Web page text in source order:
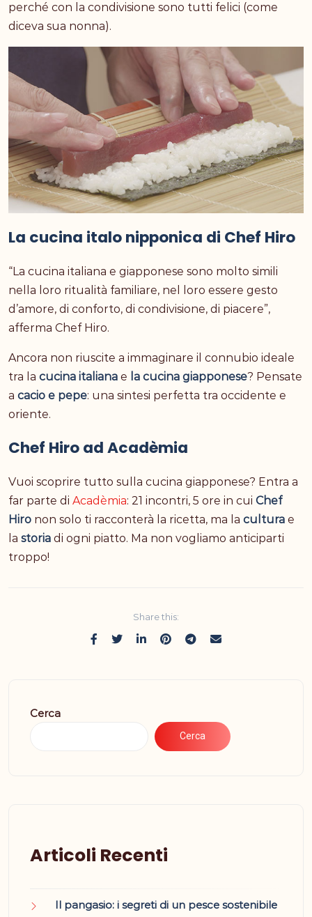
perché con la condivisione sono tutti felici (come
diceva sua nonna).
La cucina italo nipponica di Chef Hiro
“La cucina italiana e giapponese sono molto simili
nella loro ritualità familiare, nel loro essere gesto
d’amore, di conforto, di condivisione, di piacere”,
afferma Chef Hiro.
Ancora non riuscite a immaginare il connubio ideale
tra la cucina italiana e la cucina giapponese? Pensate
a cacio e pepe: una sintesi perfetta tra occidente e
oriente.
Chef Hiro ad Acadèmia
Vuoi scoprire tutto sulla cucina giapponese? Entra a
far parte di Acadèmia: 21 incontri, 5 ore in cui Chef
Hiro non solo ti racconterà la ricetta, ma la cultura e
la storia di ogni piatto. Ma non vogliamo anticiparti
troppo!
Share this:
Cerca
Cerca
Articoli Recenti
Il pangasio: i segreti di un pesce sostenibile